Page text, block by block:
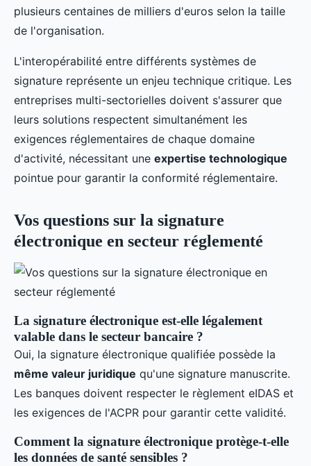
plusieurs centaines de milliers d'euros selon la taille
de l'organisation.
L'interopérabilité entre différents systèmes de
signature représente un enjeu technique critique. Les
entreprises multi-sectorielles doivent s'assurer que
leurs solutions respectent simultanément les
exigences réglementaires de chaque domaine
d'activité, nécessitant une expertise technologique
pointue pour garantir la conformité réglementaire.
Vos questions sur la signature
électronique en secteur réglementé
La signature électronique est-elle légalement
valable dans le secteur bancaire ?
Oui, la signature électronique qualifiée possède la
même valeur juridique qu'une signature manuscrite.
Les banques doivent respecter le règlement eIDAS et
les exigences de l'ACPR pour garantir cette validité.
Comment la signature électronique protège-t-elle
les données de santé sensibles ?